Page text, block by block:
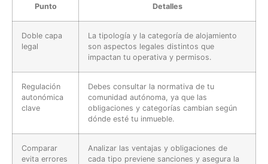
Punto Detalles
Doble capa
legal
La tipología y la categoría de alojamiento
son aspectos legales distintos que
impactan tu operativa y permisos.
Regulación
autonómica
clave
Debes consultar la normativa de tu
comunidad autónoma, ya que las
obligaciones y categorías cambian según
dónde esté tu inmueble.
Comparar
evita errores
Analizar las ventajas y obligaciones de
cada tipo previene sanciones y asegura la